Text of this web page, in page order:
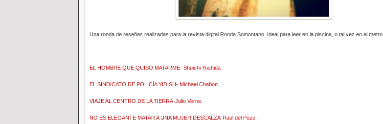
Una ronda de reseñas realizadas para la revista digital Ronda Somontano. Ideal para leer en la piscina, o tal vez en el metro.
EL HOMBRE QUE QUISO MATARME- Shuichi Yoshida
EL SINDICATO DE POLICÍA YIDISH- Michael Chabon.
VIAJE AL CENTRO DE LA TIERRA-Julio Verne.
NO ES ELEGANTE MATAR A UNA MUJER DESCALZA-Raul del Pozo.